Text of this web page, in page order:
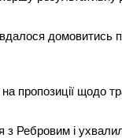
вдалося домовитись
на пропозиції щодо
з Ребровим і